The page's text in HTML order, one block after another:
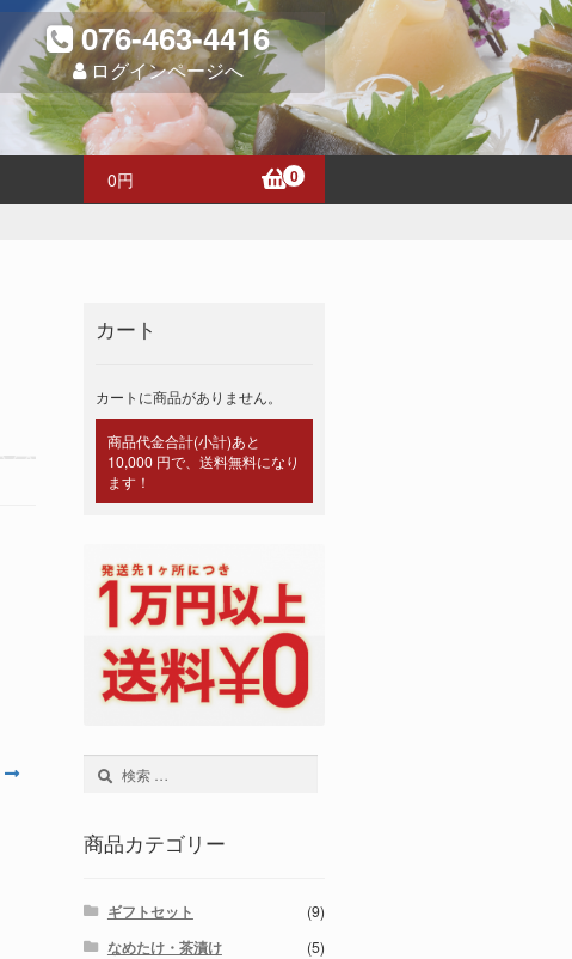
076-463-4416
ログインページへ
0円 0
カート
カートに商品がありません。
商品代金合計(小計)あと
10,000 円で、送料無料になり
ます！
索:
商品カテゴリー
ギフトセット (9)
なめたけ・茶漬け (5)